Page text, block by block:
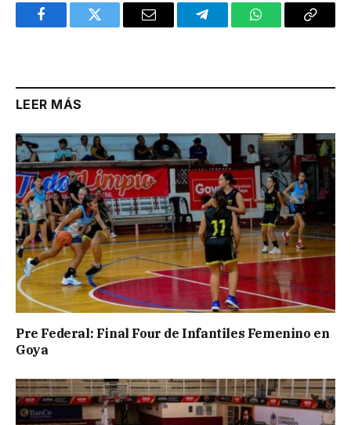
FacebookTwitter Email TelegramWhatsAppCopy
LEER MÁS
Pre Federal: Final Four de Infantiles Femenino en
Goya